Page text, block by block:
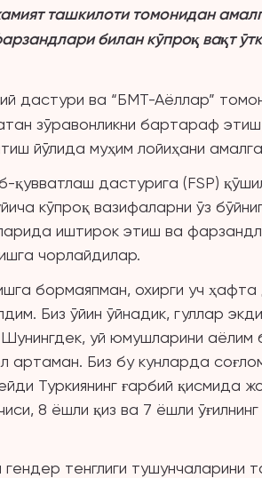
ташкилоти томонидан
билан кўпроқ вақт
дастури ва “БМТ-Аёллар”
зўравонликни бартараф
йўлида муҳим лойиҳани
қувватлаш дастурига (FSP)
кўпроқ вазифаларни ўз
иштирок этиш ва
чорлайдилар.
бормаяпман, охирги уч
Биз ўйин ўйнадик, гуллар
Шунингдек, уй юмушларини аёлим
артаман. Биз бу кунларда
Туркиянинг ғарбий қисмида
8 ёшли қиз ва 7 ёшли
тенглиги тушунчаларини